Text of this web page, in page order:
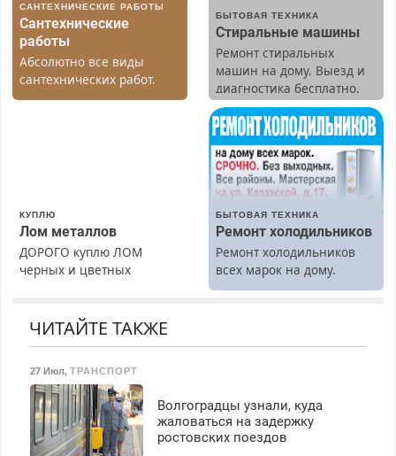
САНТЕХНИЧЕСКИЕ РАБОТЫ
Сантехнические
работы
Абсолютно все виды
сантехнических работ.
Быстро. Качественно.
БЫТОВАЯ ТЕХНИКА
Стиральные машины
Ремонт стиральных
машин на дому. Выезд и
диагностика бесплатно.
Предусмотрены скидки.
КУПЛЮ
Лом металлов
ДОРОГО куплю ЛОМ
черных и цветных
БЫТОВАЯ ТЕХНИКА
Ремонт холодильников
Ремонт холодильников
всех марок на дому.
ЧИТАЙТЕ ТАКЖЕ
27 Июл, ТРАНСПОРТ
Волгоградцы узнали, куда
жаловаться на задержку
ростовских поездов